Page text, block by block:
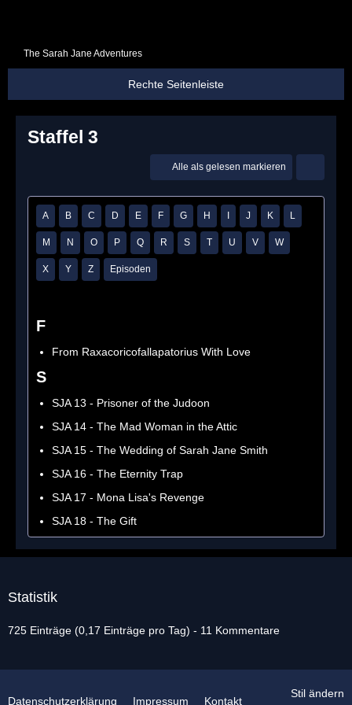
The Sarah Jane Adventures
Staffel 3
Alle als gelesen markieren
A B C D E F G H J K L
M N O P Q R S T U V W
X Y Z Episoden
F
From Raxacoricofallapatorius With Love
S
SJA 13 - Prisoner of the Judoon
SJA 14 - The Mad Woman in the Attic
SJA 15 - The Wedding of Sarah Jane Smith
SJA 16 - The Eternity Trap
SJA 17 - Mona Lisa's Revenge
SJA 18 - The Gift
Statistik
725 Einträge (0,17 Einträge pro Tag) - 11 Kommentare
Stil ändern
Datenschutzerklärung Impressum Kontakt